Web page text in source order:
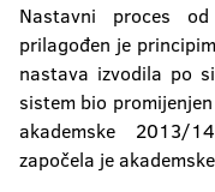
Nastavni proces
prilagođen je
nastava izvodila po
sistem bio
akademske 2013/
započela je